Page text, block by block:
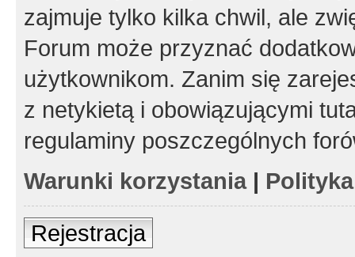
zajmuje tylko kilka chwil, ale
Forum może przyznać
użytkownikom. Zanim się
z netykietą i obowiązującymi
regulaminy poszczególnych
Warunki korzystania|
Rejestracja